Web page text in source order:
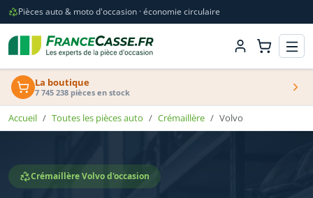
Pièces auto & moto d'occasion · économie circulaire
La boutique
7 745 238 pièces en stock
Accueil Toutes les pièces auto Crémaillère Volvo
Crémaillère Volvo d'occasion